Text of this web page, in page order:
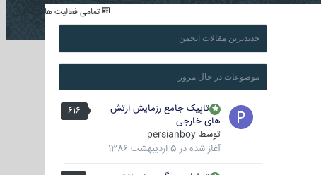
تمامی فعالیت ها
جدیدترین مقالات انجمن
موضوعات در حال مرور
616
تاپیک جامع رزمایش ارتش
های خارجی
توسط persianboy
آغاز شده در 5 اردیبهشت 1386